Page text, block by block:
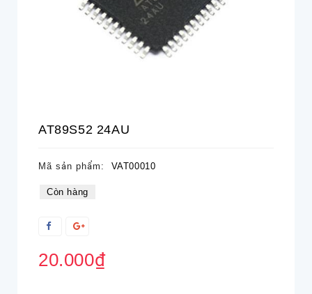
AT89S52 24AU
Mã sản phẩm: VAT00010
Còn hàng
20.000₫